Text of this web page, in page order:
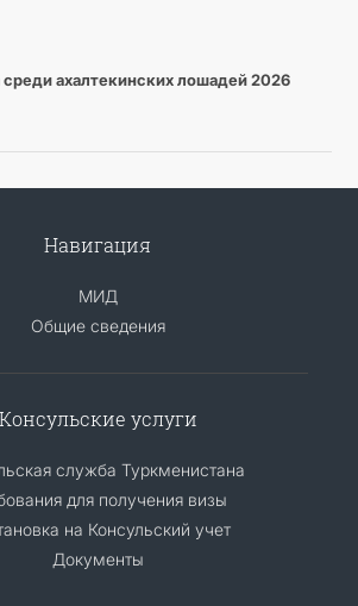
ахалтекинских лошадей 2026
Навигация
МИД
Общие сведения
Консульские услуги
служба Туркменистана
для получения визы
на Консульский учет
Документы